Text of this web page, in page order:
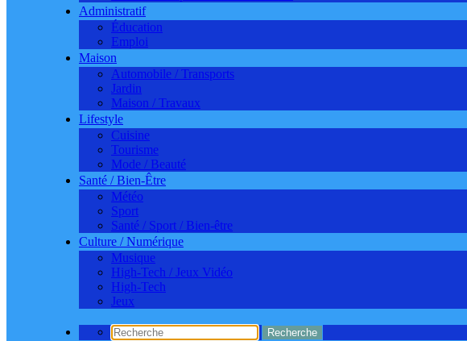
Administratif
Éducation
Emploi
Maison
Automobile / Transports
Jardin
Maison / Travaux
Lifestyle
Cuisine
Tourisme
Mode / Beauté
Santé / Bien-Être
Météo
Sport
Santé / Sport / Bien-être
Culture / Numérique
Musique
High-Tech / Jeux Vidéo
High-Tech
Jeux